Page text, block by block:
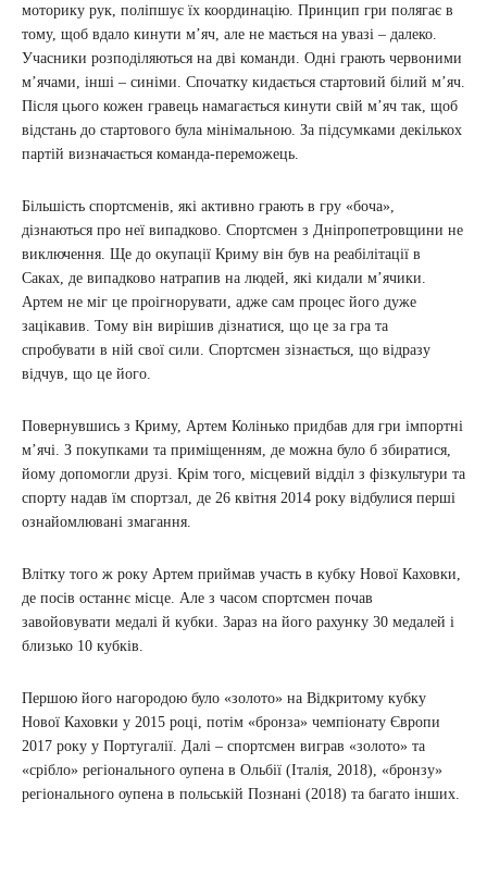
моторику рук, поліпшує їх координацію. Принцип гри полягає в
тому, щоб вдало кинути м’яч, але не мається на увазі – далеко.
Учасники розподіляються на дві команди. Одні грають червоними
м’ячами, інші – синіми. Спочатку кидається стартовий білий м’яч.
Після цього кожен гравець намагається кинути свій м’яч так, щоб
відстань до стартового була мінімальною. За підсумками декількох
партій визначається команда-переможець.
Більшість спортсменів, які активно грають в гру «боча»,
дізнаються про неї випадково. Спортсмен з Дніпропетровщини не
виключення. Ще до окупації Криму він був на реабілітації в
Саках, де випадково натрапив на людей, які кидали м’ячики.
Артем не міг це проігнорувати, адже сам процес його дуже
зацікавив. Тому він вирішив дізнатися, що це за гра та
спробувати в ній свої сили. Спортсмен зізнається, що відразу
відчув, що це його.
Повернувшись з Криму, Артем Колінько придбав для гри імпортні
м’ячі. З покупками та приміщенням, де можна було б збиратися,
йому допомогли друзі. Крім того, місцевий відділ з фізкультури та
спорту надав їм спортзал, де 26 квітня 2014 року відбулися перші
ознайомлювані змагання.
Влітку того ж року Артем приймав участь в кубку Нової Каховки,
де посів останнє місце. Але з часом спортсмен почав
завойовувати медалі й кубки. Зараз на його рахунку 30 медалей і
близько 10 кубків.
Першою його нагородою було «золото» на Відкритому кубку
Нової Каховки у 2015 році, потім «бронза» чемпіонату Європи
2017 року у Португалії. Далі – спортсмен виграв «золото» та
«срібло» регіонального оупена в Ольбії (Італія, 2018), «бронзу»
регіонального оупена в польській Познані (2018) та багато інших.